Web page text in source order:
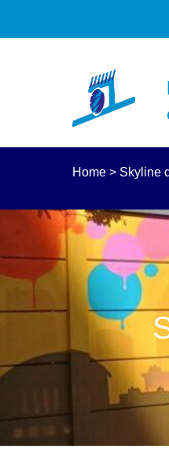
Home > Skyline